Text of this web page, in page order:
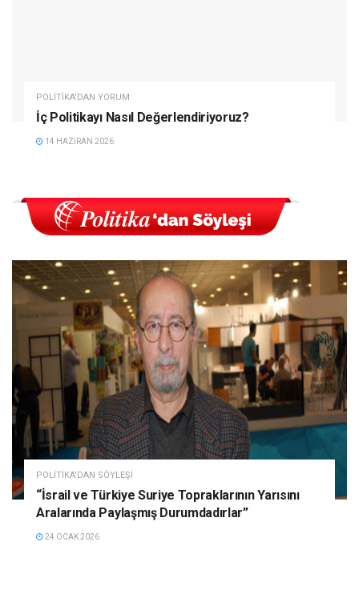
POLITIKA'DAN YORUM
İç Politikayı Nasıl Değerlendiriyoruz?
14 HAZIRAN 2026
POLITIKA'DAN SÖYLEŞI
“İsrail ve Türkiye Suriye Topraklarının Yarısını
Aralarında Paylaşmış Durumdadırlar”
24 OCAK 2026